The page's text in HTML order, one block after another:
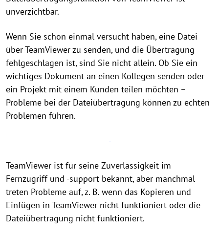
unverzichtbar.
Wenn Sie schon einmal versucht haben, eine Datei
über TeamViewer zu senden, und die Übertragung
fehlgeschlagen ist, sind Sie nicht allein. Ob Sie ein
wichtiges Dokument an einen Kollegen senden oder
ein Projekt mit einem Kunden teilen möchten –
Probleme bei der Dateiübertragung können zu echten
Problemen führen.
TeamViewer ist für seine Zuverlässigkeit im
Fernzugriff und -support bekannt, aber manchmal
treten Probleme auf, z. B. wenn das Kopieren und
Einfügen in TeamViewer nicht funktioniert oder die
Dateiübertragung nicht funktioniert.